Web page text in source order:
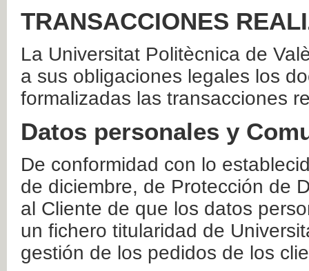
TRANSACCIONES
La Universitat Politècnica de
a sus obligaciones legales los
formalizadas las transacciones
Datos personales y
De conformidad con lo
de diciembre, de Protección de
al Cliente de que los datos
un fichero titularidad de
gestión de los pedidos de los